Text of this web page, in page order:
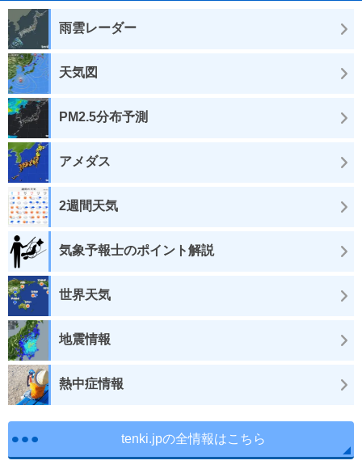
雨雲レーダー
天気図
PM2.5分布予測
アメダス
2週間天気
気象予報士のポイント解説
世界天気
地震情報
熱中症情報
tenki.jpの全情報はこちら